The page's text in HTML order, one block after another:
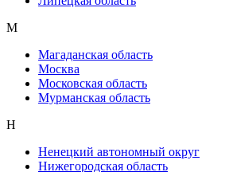
М
Магаданская область
Москва
Московская область
Мурманская область
Н
Ненецкий автономный округ
Нижегородская область